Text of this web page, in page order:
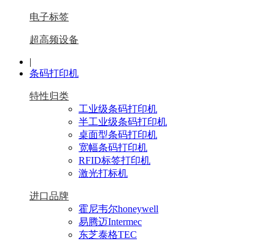
电子标签
超高频设备
|
条码打印机
特性归类
工业级条码打印机
半工业级条码打印机
桌面型条码打印机
宽幅条码打印机
RFID标签打印机
激光打标机
进口品牌
霍尼韦尔honeywell
易腾迈Intermec
东芝泰格TEC